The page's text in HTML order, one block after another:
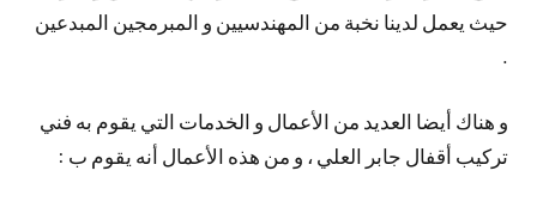
حيث يعمل لدينا نخبة من المهندسيين و المبرمجين المبدعين
.
و هناك أيضا العديد من الأعمال و الخدمات التي يقوم به فني
تركيب أقفال جابر العلي ، و من هذه الأعمال أنه يقوم ب :